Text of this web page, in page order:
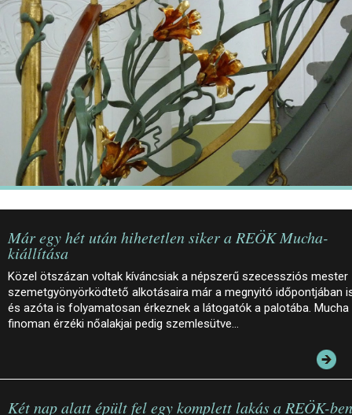
ELÉRHETŐSÉG
PALOTASÉTÁK ÉS VEZETÉSEK
KÖZÉRDEKŰ ADATOK
Már egy hét után hihetetlen siker a REÖK Mucha-
kiállítása
Közel ötszázan voltak kíváncsiak a népszerű szecessziós mester
szemetgyönyörködtető alkotásaira már a megnyitó időpontjában
és azóta is folyamatosan érkeznek a látogatók a palotába. Mucha
finoman érzéki nőalakjai pedig szemlesütve…
Két nap alatt épült fel egy komplett lakás a REÖK-ben